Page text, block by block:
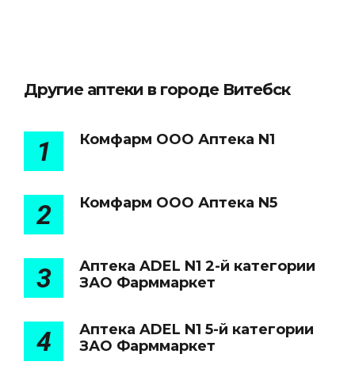
Другие аптеки в городе Витебск
1 Комфарм ООО Аптека N1
2 Комфарм ООО Аптека N5
3
Аптека ADEL N1 2-й категории
ЗАО Фарммаркет
4
Аптека ADEL N1 5-й категории
ЗАО Фарммаркет